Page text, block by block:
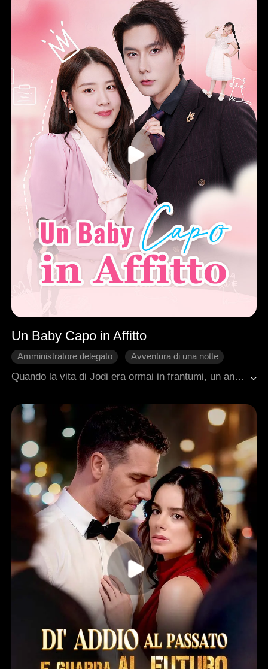
Un Baby Capo in Affitto
Amministratore delegato
Avventura di una notte
Romanzo sentimentale moderno
Quando la vita di Jodi era ormai in frantumi, un angelo biondo e determinato le tese la mano. Si chiamava Nicholas, e per lei aveva una proposta di lavoro... come mamma.Quel che Jodi ignorava era che il piccolo "datore di lavoro" non solo era il suo figlio biologico, frutto di un incontro di sette anni prima con l'enigmatico Felix, ma aveva anche una sorellina gemella di cui lei non sospettava l'esistenza.Guidata dall'astuzia e dall'amore del bambino, Jodi si ritroverà a vivere sotto lo stesso tetto con Felix. Tra equivoci esilaranti e tensioni irrisolte, comincerà per tutti un viaggio inaspettato alla scoperta dei legami di sangue, dei segreti del passato e di un amore che non aveva mai smesso di esistere.